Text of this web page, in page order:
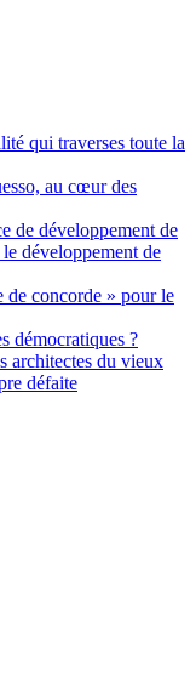
qui traverses toute la
au cœur des
de développement de
développement de
de concorde » pour le
démocratiques ?
architectes du vieux
défaite